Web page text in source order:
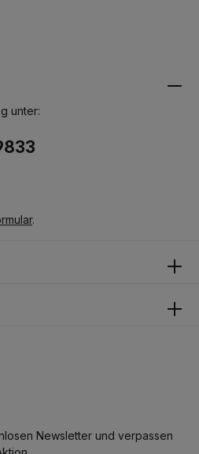
Newsletter und verpassen
unter:
.